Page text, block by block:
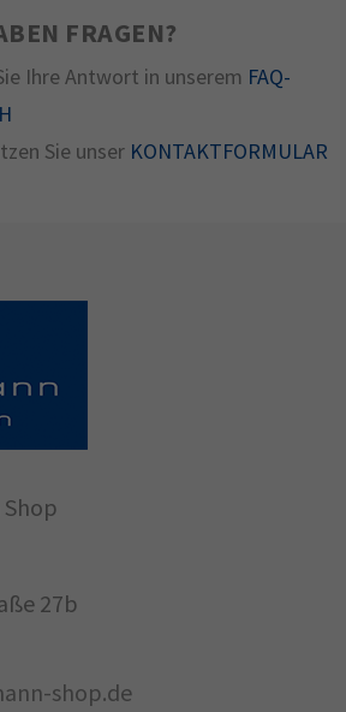
FRAGEN?
Ihre Antwort in unserem FAQ-
Sie unser KONTAKTFORMULAR
27b
shop.de